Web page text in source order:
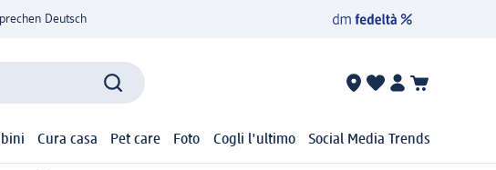
Deutsch
Cura casa Pet care Foto Cogli l'ultimo Social Media Trends